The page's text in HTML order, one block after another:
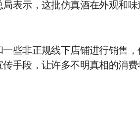
表示，这批仿真酒在外观和
些非正规线下店铺进行销售
手段，让许多不明真相的消费